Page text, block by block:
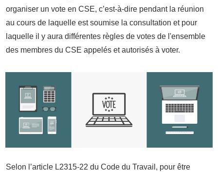
organiser un vote en CSE, c’est-à-dire pendant la réunion
au cours de laquelle est soumise la consultation et pour
laquelle il y aura différentes règles de votes de l'ensemble
des membres du CSE appelés et autorisés à voter.
Selon l’article L2315-22 du Code du Travail, pour être